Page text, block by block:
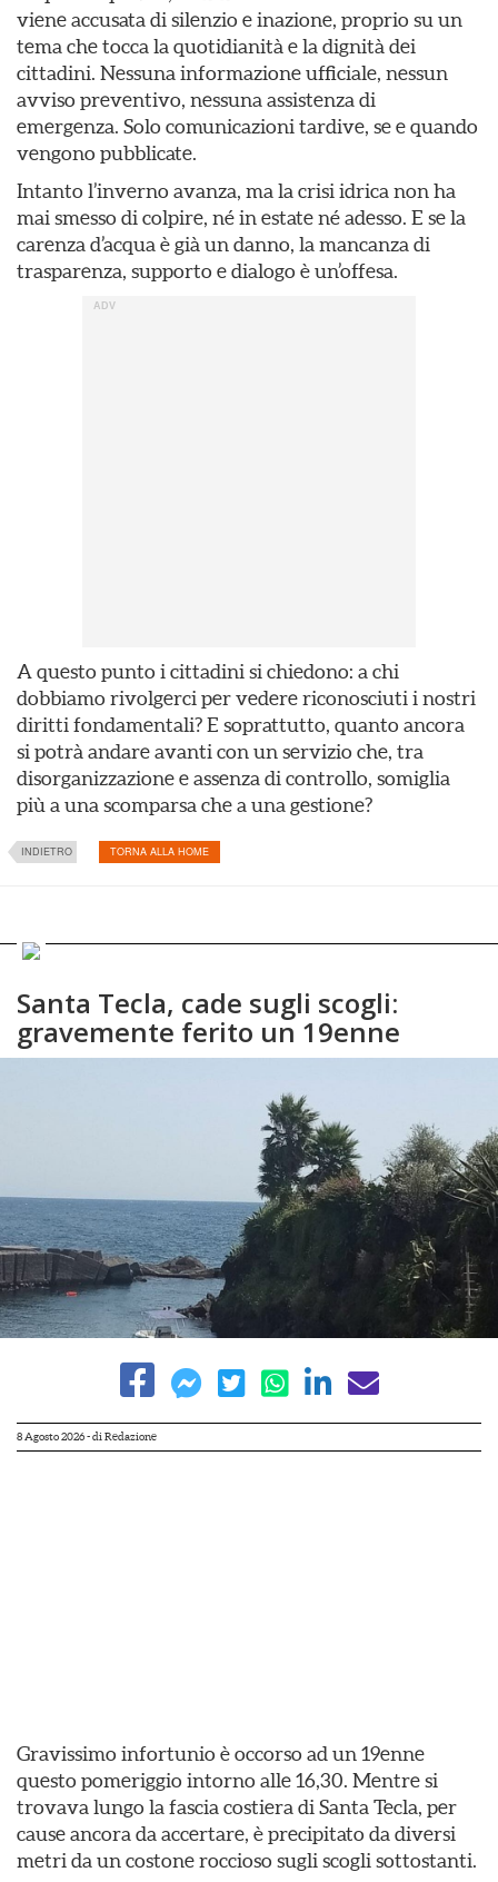
viene accusata di silenzio e inazione, proprio su un
tema che tocca la quotidianità e la dignità dei
cittadini. Nessuna informazione ufficiale, nessun
avviso preventivo, nessuna assistenza di
emergenza. Solo comunicazioni tardive, se e quando
vengono pubblicate.
Intanto l’inverno avanza, ma la crisi idrica non ha
mai smesso di colpire, né in estate né adesso. E se la
carenza d’acqua è già un danno, la mancanza di
trasparenza, supporto e dialogo è un’offesa.
A questo punto i cittadini si chiedono: a chi
dobbiamo rivolgerci per vedere riconosciuti i nostri
diritti fondamentali? E soprattutto, quanto ancora
si potrà andare avanti con un servizio che, tra
disorganizzazione e assenza di controllo, somiglia
più a una scomparsa che a una gestione?
INDIETRO TORNA ALLA HOME
Santa Tecla, cade sugli scogli:
gravemente ferito un 19enne
8 Agosto 2026- di Redazione
Gravissimo infortunio è occorso ad un 19enne
questo pomeriggio intorno alle 16,30. Mentre si
trovava lungo la fascia costiera di Santa Tecla, per
cause ancora da accertare, è precipitato da diversi
metri da un costone roccioso sugli scogli sottostanti.